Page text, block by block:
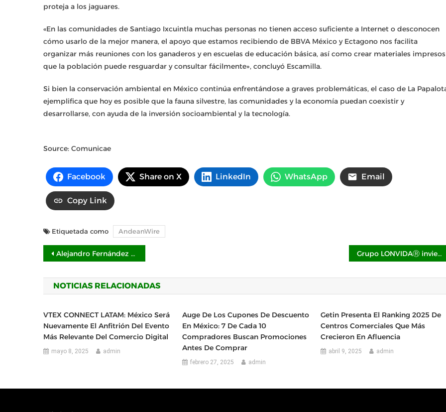
proteja a los jaguares.
«En las comunidades de Santiago Ixcuintla muchas personas no tienen acceso suficiente a Internet o desconocen
cómo usarlo de la mejor manera, el apoyo que estamos recibiendo de BBVA México y Ectagono nos facilita
organizar más reuniones con los ganaderos y en escuelas de educación básica, así como crear materiales impresos
que la población puede resguardar y consultar fácilmente», concluyó Escamilla.
Si bien la conservación ambiental en México continúa enfrentándose a graves problemáticas, el caso de La
ejemplifica que hoy es posible que la fauna silvestre, las comunidades y la economía puedan coexistir y
desarrollarse, con ayuda de la inversión socioambiental y la tecnología.
Source: Comunicae
Facebook Share on X LinkedIn WhatsApp Email
Copy Link
Etiquetada como AndeanWire
Navegación
de
entradas
Alejandro Fernández Serna nombrado nuevo Director Comercial de Chakray Consulting para LATAM Grupo LONVIDAⓇ invierte en México dentro del mercado del bienestar, salud regenerativa y longevidad
NOTICIAS RELACIONADAS
VTEX CONNECT LATAM: México Será
Nuevamente El Anfitrión Del Evento
Más Relevante Del Comercio Digital
mayo 8, 2025 admin
Auge De Los Cupones De Descuento
En México: 7 De Cada 10
Compradores Buscan Promociones
Antes De Comprar
febrero 27, 2025 admin
Getin Presenta El Ranking 2025 De
Centros Comerciales Que Más
Crecieron En Afluencia
abril 9, 2025 admin